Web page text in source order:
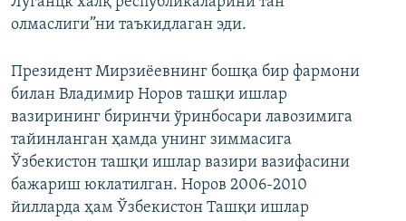
олмаслиги”ни таъкидлаган эди.
Президент Мирзиёевнинг бошқа бир фармони
билан Владимир Норов ташқи ишлар
вазирининг биринчи ўринбосари лавозимига
тайинланган ҳамда унинг зиммасига
Ўзбекистон ташқи ишлар вазири вазифасини
бажариш юклатилган. Норов 2006-2010
йилларда ҳам Ўзбекистон Ташқи ишлар